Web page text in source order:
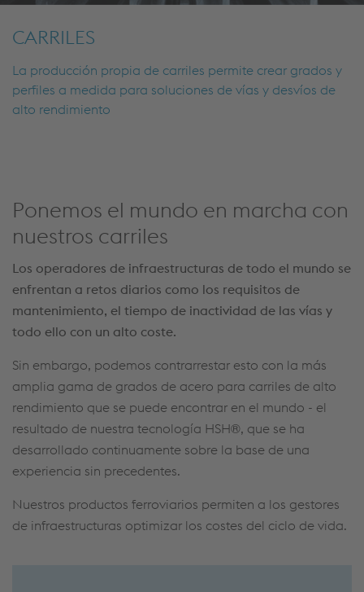
CARRILES
La producción propia de carriles permite crear grados y
perfiles a medida para soluciones de vías y desvíos de
alto rendimiento
Ponemos el mundo en marcha con
nuestros carriles
Los operadores de infraestructuras de todo el mundo se
enfrentan a retos diarios como los requisitos de
mantenimiento, el tiempo de inactividad de las vías y
todo ello con un alto coste.
Sin embargo, podemos contrarrestar esto con la más
amplia gama de grados de acero para carriles de alto
rendimiento que se puede encontrar en el mundo - el
resultado de nuestra tecnología HSH®, que se ha
desarrollado continuamente sobre la base de una
experiencia sin precedentes.
Nuestros productos ferroviarios permiten a los gestores
de infraestructuras optimizar los costes del ciclo de vida.